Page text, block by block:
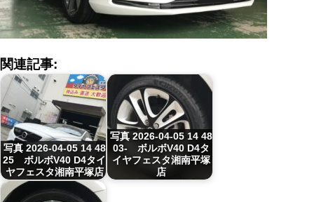
関連記事:
写真 2026-04-05 14 48
25 ボルボV40 D4タイ
ヤフェスタ湘南平塚店
写真 2026-04-05 14 48
03- ボルボV40 D4タ
イヤフェスタ湘南平塚
店